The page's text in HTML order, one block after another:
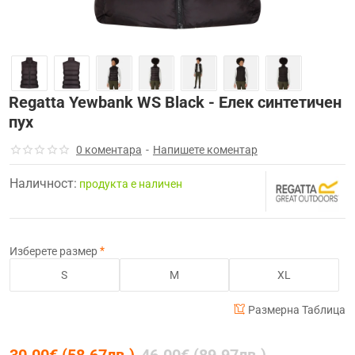
Regatta Yewbank WS Black - Елек синтетичен
пух
Наличност: продуктa е наличен
0 коментара - Напишете коментар
Изберете размер
S
M XL
Размерна Таблица